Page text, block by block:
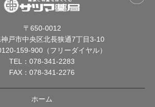
〒650-0012
戸市中央区北長狭通7丁目3-10
159-900（フリーダイヤル）
TEL： 078-341-2283
FAX：078-341-2276
ホーム